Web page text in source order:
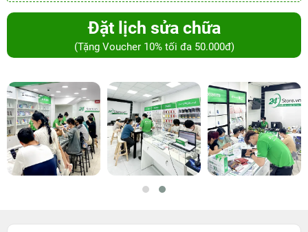
Đặt lịch sửa chữa
(Tặng Voucher 10% tối đa 50.000đ)